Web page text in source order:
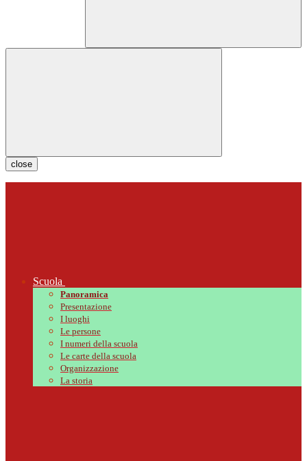
close
Scuola
Panoramica
Presentazione
I luoghi
Le persone
I numeri della scuola
Le carte della scuola
Organizzazione
La storia